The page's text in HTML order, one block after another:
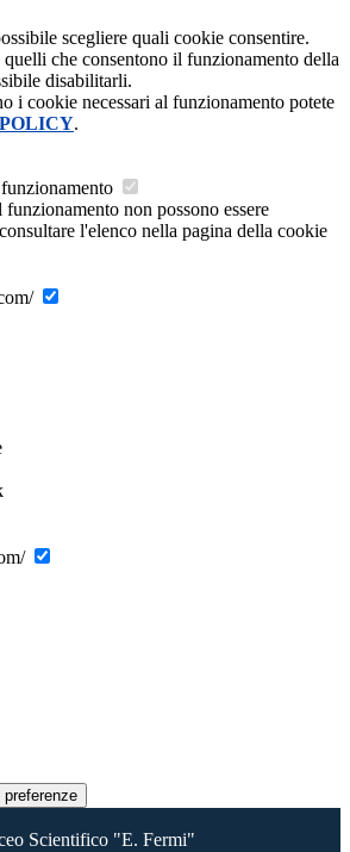
scegliere quali cookie consentire.
che consentono il funzionamento della
disabilitarli.
i cookie necessari al funzionamento potete
.
non possono essere
l'elenco nella pagina della cookie
Scientifico "E. Fermi"